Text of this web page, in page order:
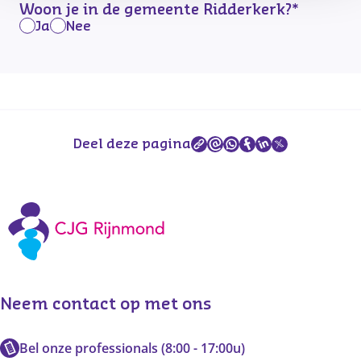
Woon je in de gemeente Ridderkerk?*
Ja Nee
Deel deze pagina
Neem contact op met ons
Bel onze professionals (8:00 - 17:00u)